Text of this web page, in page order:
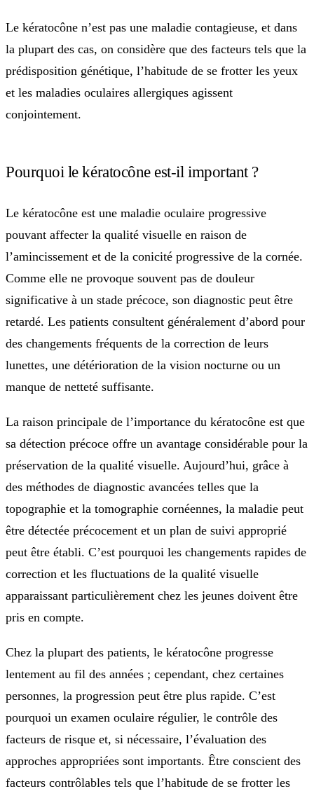
Le kératocône n’est pas une maladie contagieuse, et dans
la plupart des cas, on considère que des facteurs tels que la
prédisposition génétique, l’habitude de se frotter les yeux
et les maladies oculaires allergiques agissent
conjointement.
Pourquoi le kératocône est-il important ?
Le kératocône est une maladie oculaire progressive
pouvant affecter la qualité visuelle en raison de
l’amincissement et de la conicité progressive de la cornée.
Comme elle ne provoque souvent pas de douleur
significative à un stade précoce, son diagnostic peut être
retardé. Les patients consultent généralement d’abord pour
des changements fréquents de la correction de leurs
lunettes, une détérioration de la vision nocturne ou un
manque de netteté suffisante.
La raison principale de l’importance du kératocône est que
sa détection précoce offre un avantage considérable pour la
préservation de la qualité visuelle. Aujourd’hui, grâce à
des méthodes de diagnostic avancées telles que la
topographie et la tomographie cornéennes, la maladie peut
être détectée précocement et un plan de suivi approprié
peut être établi. C’est pourquoi les changements rapides de
correction et les fluctuations de la qualité visuelle
apparaissant particulièrement chez les jeunes doivent être
pris en compte.
Chez la plupart des patients, le kératocône progresse
lentement au fil des années ; cependant, chez certaines
personnes, la progression peut être plus rapide. C’est
pourquoi un examen oculaire régulier, le contrôle des
facteurs de risque et, si nécessaire, l’évaluation des
approches appropriées sont importants. Être conscient des
facteurs contrôlables tels que l’habitude de se frotter les